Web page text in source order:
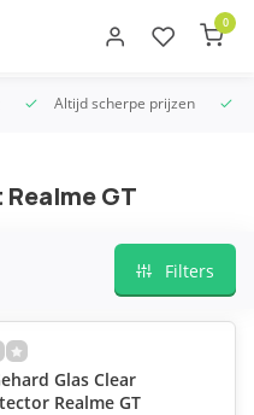
0
Altijd scherpe prijzen
GT
Filters
Glas Clear
Realme GT